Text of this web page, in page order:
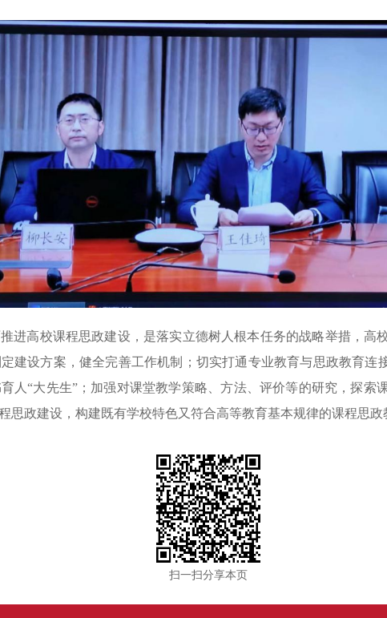
进高校课程思政建设，是落实立德树人根本任务的战略举措，高
建设方案，健全完善工作机制；切实打通专业教育与思政教育连
人“大先生”；加强对课堂教学策略、方法、评价等的研究，探索
思政建设，构建既有学校特色又符合高等教育基本规律的课程思政
扫一扫分享本页